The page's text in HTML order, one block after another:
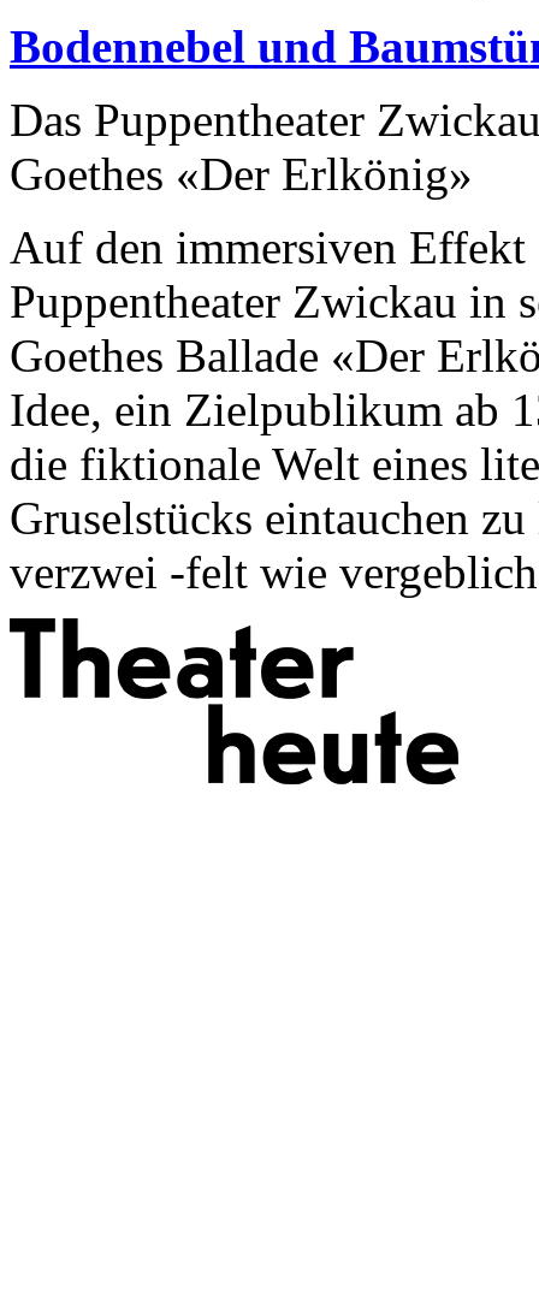
Bodennebel und
Das Puppentheater
Goethes «Der Erlkönig»
Auf den immersiven Effekt
Puppentheater Zwickau in
Goethes Ballade «Der
Idee, ein Zielpublikum ab
die fiktionale Welt eines
Gruselstücks eintauchen
verzwei -felt wie